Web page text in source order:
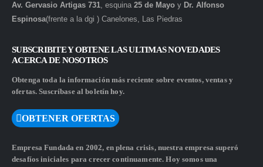
Av. Gervasio Artigas 731, esquina 25 de Mayo y Dr. Alfonso
Espinosa(frente a la dgi ) Canelones, Las Piedras
SUBSCRIBITE Y OBTENE LAS ULTIMAS NOVEDADES
ACERCA DE NOSOTROS
Obtenga toda la información más reciente sobre eventos, ventas y
ofertas. Suscríbase al boletín hoy.
OBTENER OFERTAS
Empresa Fundada en 2002, en plena crisis, nuestra empresa superó
desafíos iniciales para crecer continuamente. Hoy somos una